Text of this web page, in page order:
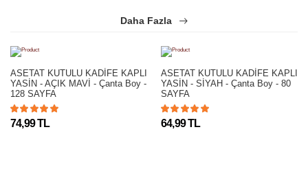
Daha Fazla
ASETAT KUTULU KADİFE KAPLI
YASİN - AÇIK MAVİ - Çanta Boy -
128 SAYFA
74,99 TL
ASETAT KUTULU KADİFE KAPLI
YASİN - SİYAH - Çanta Boy - 80
SAYFA
64,99 TL